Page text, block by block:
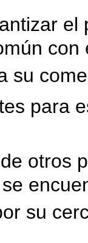
su
para
otros
su